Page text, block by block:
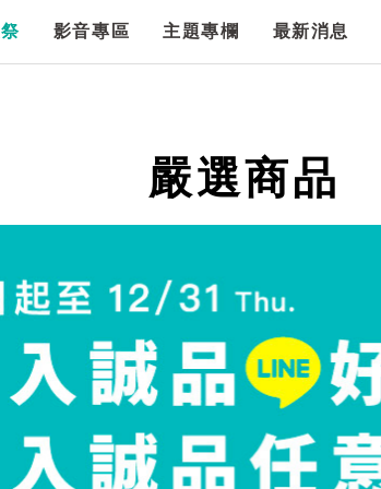
影音專區 主題專欄 最新消息
嚴選商品